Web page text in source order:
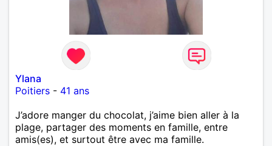
Ylana
Poitiers - 41 ans
J’adore manger du chocolat, j’aime bien aller à la
plage, partager des moments en famille, entre
amis(es), et surtout être avec ma famille.